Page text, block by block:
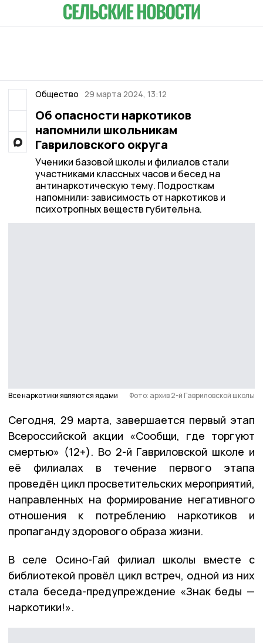
Общество 29 марта 2024, 13:12
Об опасности наркотиков
напомнили школьникам
Гавриловского округа
Ученики базовой школы и филиалов стали
участниками классных часов и бесед на
антинаркотическую тему. Подросткам
напомнили: зависимость от наркотиков и
психотропных веществ губительна.
Все наркотики являются ядами Фото: архив 2-й Гавриловской школы
Сегодня, 29 марта, завершается первый этап
Всероссийской акции «Сообщи, где торгуют
смертью» (12+). Во 2-й Гавриловской школе и
её филиалах в течение первого этапа
проведён цикл просветительских мероприятий,
направленных на формирование негативного
отношения к потреблению наркотиков и
пропаганду здорового образа жизни.
В селе Осино-Гай филиал школы вместе с
библиотекой провёл цикл встреч, одной из них
стала беседа-предупреждение «Знак беды —
наркотики!».